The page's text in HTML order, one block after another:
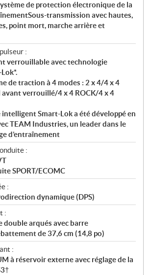
de protection électronique de la
transmission avec hautes,
point mort, marche arrière et
:
verrouillable avec technologie
de traction à 4 modes : 2 x 4/4 x 4
verrouillé/4 x 4 ROCK/4 x 4
Smart-Lok a été développé en
TEAM Industries, un leader dans le
d’entraînement
:
SPORT/ECOMC
:
dynamique (DPS)
:
double arqués avec barre
de 37,6 cm (14,8 po)
:
à réservoir externe avec réglage de la